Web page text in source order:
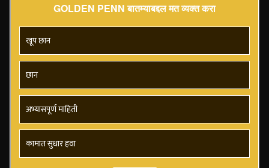
GOLDEN PENN बातम्याबद्दल मत व्यक्त करा
खूप छान
छान
अभ्यासपूर्ण माहिती
कामात सुधार हवा